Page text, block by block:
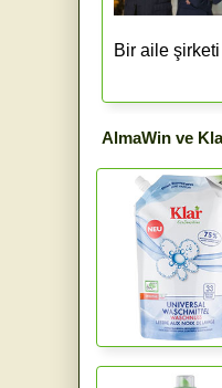
Bir aile
AlmaWin ve